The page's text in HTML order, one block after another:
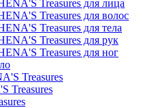
Treasures для лица
Treasures для волос
Treasures для тела
Treasures для рук
Treasures для ног
Treasures
Treasures